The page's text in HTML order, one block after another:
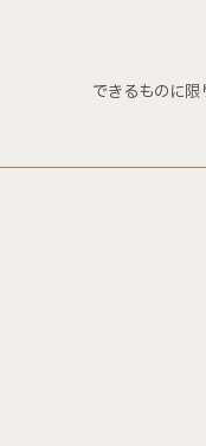
るものに限